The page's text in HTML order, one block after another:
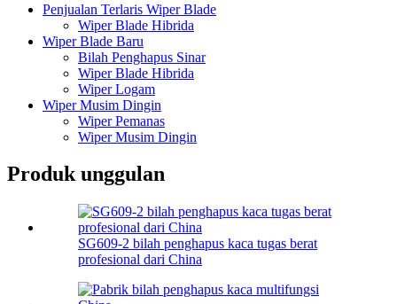
Penjualan Terlaris Wiper Blade
Wiper Blade Hibrida
Wiper Blade Baru
Bilah Penghapus Sinar
Wiper Blade Hibrida
Wiper Logam
Wiper Musim Dingin
Wiper Pemanas
Wiper Musim Dingin
Produk unggulan
SG609-2 bilah penghapus kaca tugas berat
profesional dari China